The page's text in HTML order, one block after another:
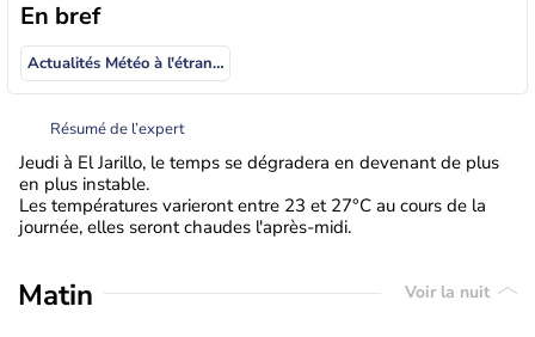
En bref
Actualités Météo à l'étranger
Résumé de l’expert
Jeudi à El Jarillo, le temps se dégradera en devenant de plus
en plus instable.
Les températures varieront entre 23 et 27°C au cours de la
journée, elles seront chaudes l'après-midi.
Matin Voir la nuit